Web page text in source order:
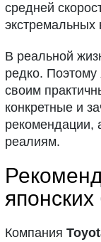
средней
экстремальных
В реальной
редко. Поэтому
своим
конкретные и
рекомендации,
реалиям.
Компания